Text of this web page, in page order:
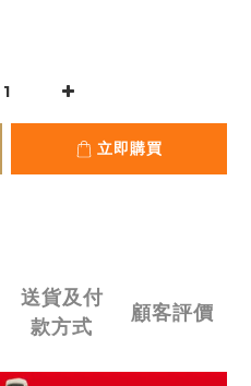
立即購買
送貨及付
款方式
顧客評價